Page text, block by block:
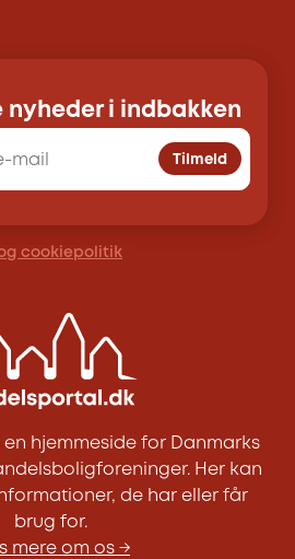
nyheder i indbakken
Tilmeld
cookiepolitik
hjemmeside for Danmarks
Her kan
de har eller får
brug for.
mere om os →